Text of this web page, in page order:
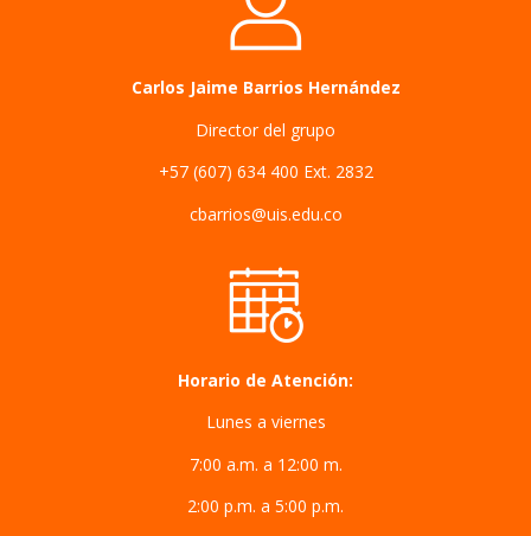
Carlos Jaime Barrios Hernández
Director del grupo
+57 (607) 634 400 Ext. 2832
cbarrios@uis.edu.co
Horario de Atención:
Lunes a viernes
7:00 a.m. a 12:00 m.
2:00 p.m. a 5:00 p.m.